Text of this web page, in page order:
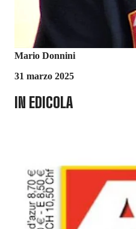
Mario Donnini
31 marzo 2025
IN EDICOLA